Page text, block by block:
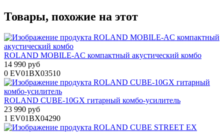
Товары, похожие на этот
ROLAND MOBILE-AC компактный акустический комбо
14 990 руб
0 EV01BX03510
ROLAND CUBE-10GX гитарный комбо-усилитель
23 990 руб
1 EV01BX04290